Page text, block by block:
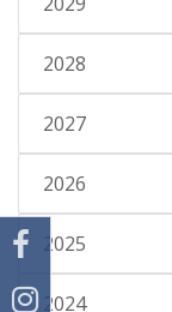
2028
2027
2026
2025
2024